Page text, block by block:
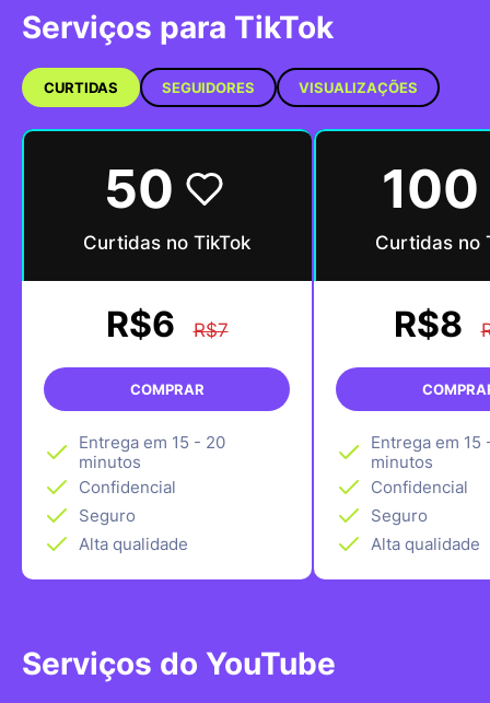
Serviços para TikTok
CURTIDAS SEGUIDORES VISUALIZAÇÕES
50
Curtidas no TikTok
R$6 R$7
COMPRAR
Entrega em 15 - 20
minutos
Confidencial
Seguro
Alta qualidade
100
Curtidas no
R$8
Entrega em 15
minutos
Confidencial
Seguro
Alta qualidade
Serviços do YouTube